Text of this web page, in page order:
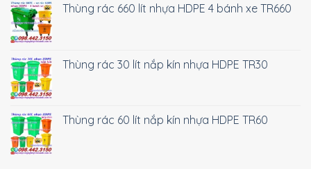
Thùng rác 660 lít nhựa HDPE 4 bánh xe TR660
Thùng rác 30 lít nắp kín nhựa HDPE TR30
Thùng rác 60 lít nắp kín nhựa HDPE TR60